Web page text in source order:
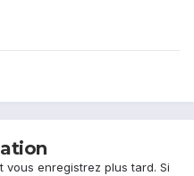
vous enregistrez plus tard. Si